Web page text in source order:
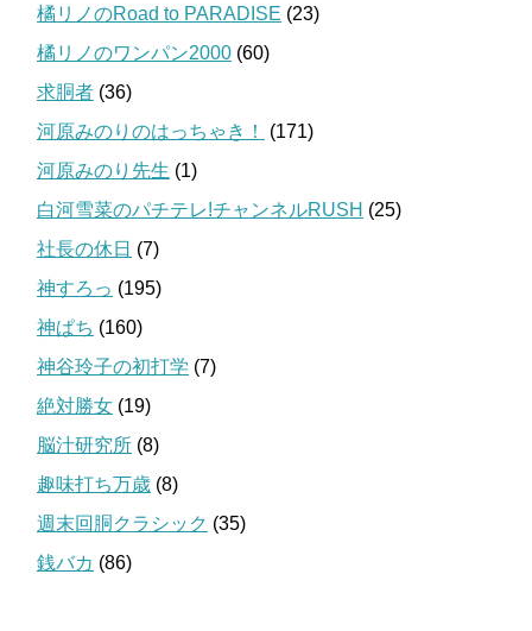
橘リノのRoad to PARADISE (23)
橘リノのワンパン2000 (60)
求胴者 (36)
河原みのりのはっちゃき！
(171)
河原みのり先生 (1)
白河雪菜のパチテレ!チャンネルRUSH (25)
社長の休日 (7)
神すろっ (195)
神ぱち (160)
神谷玲子の初打学 (7)
絶対勝女 (19)
脳汁研究所 (8)
趣味打ち万歳 (8)
週末回胴クラシック (35)
銭バカ (86)